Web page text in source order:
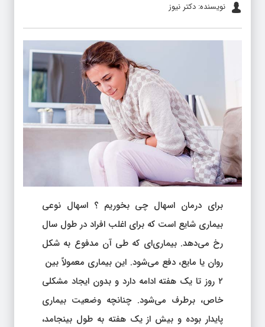
نویسنده: دکتر نیوز
برای درمان اسهال چی بخوریم ؟ اسهال نوعی
بیماری شایع است که برای اغلب افراد در طول سال
رخ می‌دهد. بیماری‌ای که طی آن مدفوع به شکل
روان یا مایع، دفع می‌شود. این بیماری معمولاً بین
۲ روز تا یک هفته ادامه دارد و بدون ایجاد مشکلی
خاص، برطرف می‌شود. چنانچه وضعیت بیماری
پایدار بوده و بیش از یک هفته به طول بینجامد،